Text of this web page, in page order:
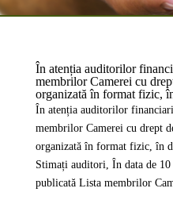
În atenția auditorilor
membrilor Camerei cu
organizată în format fizic,
În atenția auditorilor
membrilor Camerei cu drept
organizată în format fizic, în
Stimați auditori, În data de
publicată Lista membrilor